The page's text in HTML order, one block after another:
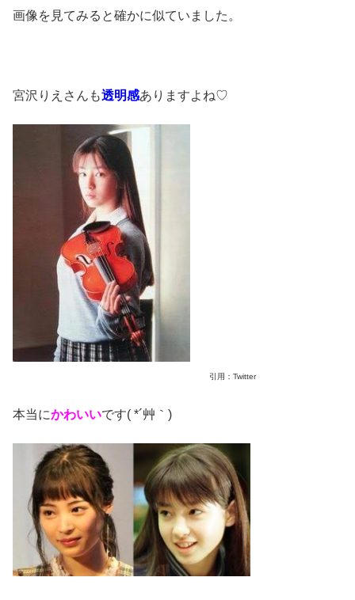
画像を見てみると確かに似ていました。
宮沢りえさんも透明感ありますよね♡
引用：Twitter
本当にかわいいです( *´艸｀)